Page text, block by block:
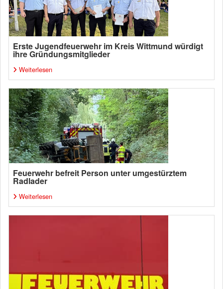
Erste Jugendfeuerwehr im Kreis Wittmund würdigt
ihre Gründungsmitglieder
Weiterlesen
Feuerwehr befreit Person unter umgestürztem
Radlader
Weiterlesen